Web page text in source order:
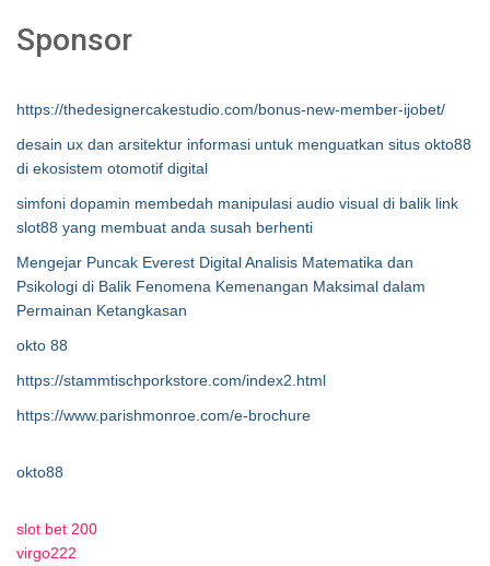
Sponsor
https://thedesignercakestudio.com/bonus-new-member-ijobet/
desain ux dan arsitektur informasi untuk menguatkan situs okto88
di ekosistem otomotif digital
simfoni dopamin membedah manipulasi audio visual di balik link
slot88 yang membuat anda susah berhenti
Mengejar Puncak Everest Digital Analisis Matematika dan
Psikologi di Balik Fenomena Kemenangan Maksimal dalam
Permainan Ketangkasan
okto 88
https://stammtischporkstore.com/index2.html
https://www.parishmonroe.com/e-brochure
okto88
slot bet 200
virgo222